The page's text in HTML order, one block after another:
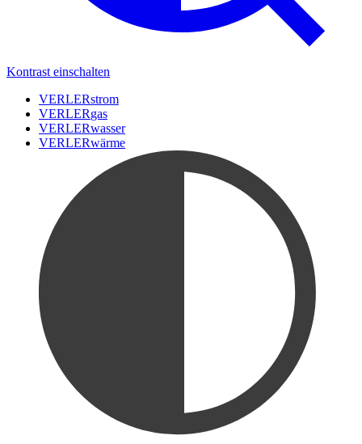
Kontrast einschalten
VERLERstrom
VERLERgas
VERLERwasser
VERLERwärme